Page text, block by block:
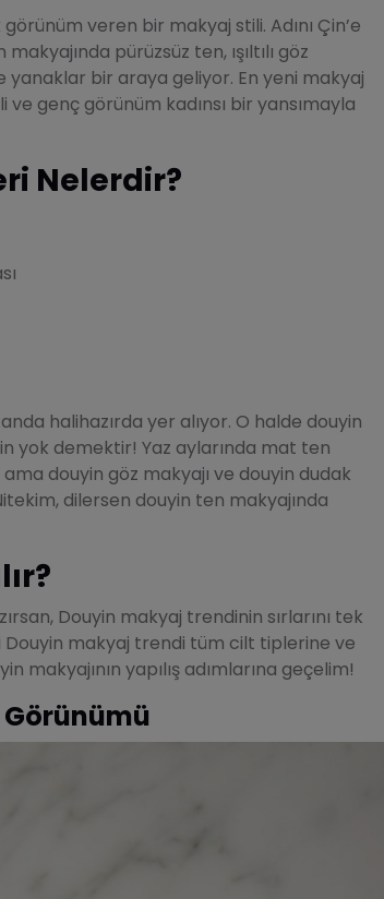
görünüm veren bir makyaj stili. Adını Çin’e
pürüzsüz ten, ışıltılı göz
yanaklar bir araya geliyor. En yeni makyaj
genç görünüm kadınsı bir yansımayla
Nelerdir?
halihazırda yer alıyor. O halde douyin
yok demektir! Yaz aylarında mat ten
douyin göz makyajı ve douyin dudak
dilersen douyin ten makyajında
Douyin makyaj trendinin sırlarını tek
Douyin makyaj trendi tüm cilt tiplerine ve
makyajının yapılış adımlarına geçelim!
Görünümü